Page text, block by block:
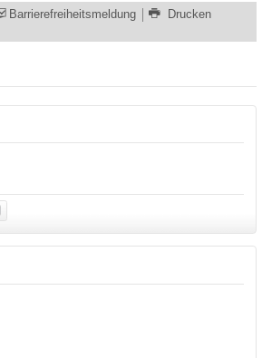
Barrierefreiheitsmeldung
Drucken